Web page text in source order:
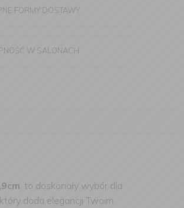
FORMY DOSTAWY
W SALONACH
, to doskonały wybór dla
doda elegancji Twoim